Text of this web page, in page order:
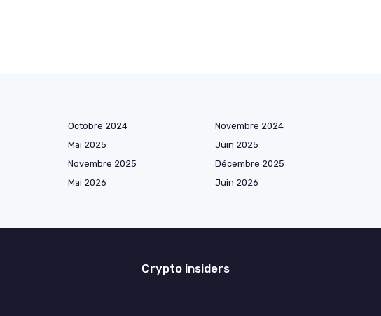
Octobre 2024
Novembre 2024
Mai 2025
Juin 2025
Novembre 2025
Décembre 2025
Mai 2026
Juin 2026
Crypto insiders